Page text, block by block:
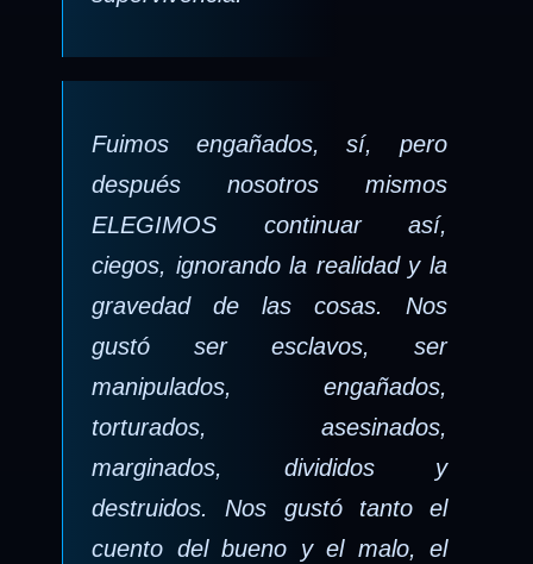
Fuimos engañados, sí, pero
después nosotros mismos
ELEGIMOS continuar así,
ciegos, ignorando la realidad y la
gravedad de las cosas. Nos
gustó ser esclavos, ser
manipulados, engañados,
torturados, asesinados,
marginados, divididos y
destruidos. Nos gustó tanto el
cuento del bueno y el malo, el